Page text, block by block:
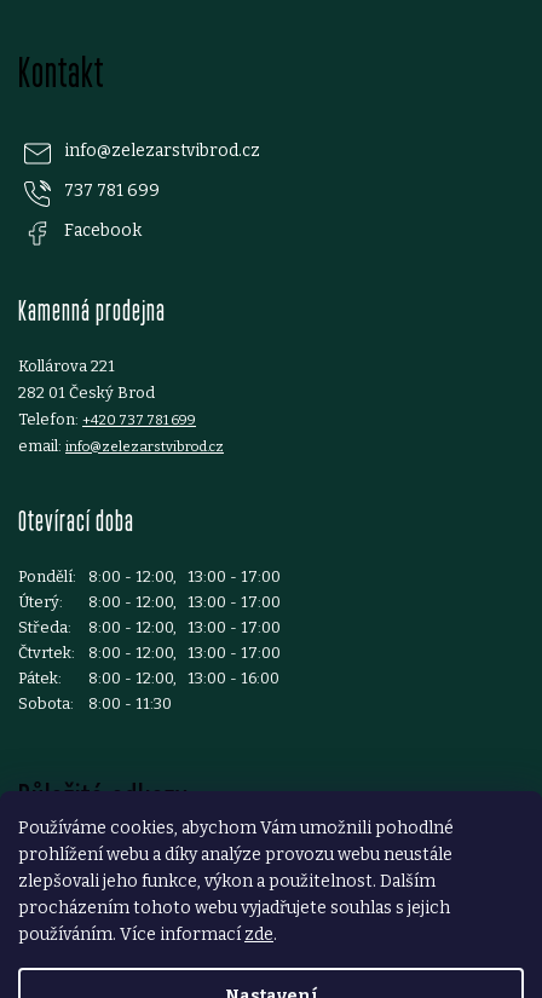
Používáme cookies, abychom Vám umožnili pohodlné
prohlížení webu a díky analýze provozu webu neustále
zlepšovali jeho funkce, výkon a použitelnost. Dalším
procházením tohoto webu vyjadřujete souhlas s jejich
používáním. Více informací zde.
Kontakt
info@zelezarstvibrod.cz
737 781 699
Facebook
Kamenná prodejna
Kollárova 221
282 01 Český Brod
Telefon: +420 737 781 699
email: info@zelezarstvibrod.cz
Otevírací doba
Pondělí:
8:00 - 12:00, 13:00 - 17:00
Úterý:
8:00 - 12:00, 13:00 - 17:00
Středa:
8:00 - 12:00, 13:00 - 17:00
Čtvrtek:
8:00 - 12:00, 13:00 - 17:00
Pátek:
8:00 - 12:00, 13:00 - 16:00
Sobota:
8:00 - 11:30
Důležité odkazy
Reklamace a vrácení zboží
Obchodní podmínky
Podmínky ochrany osobních údajů